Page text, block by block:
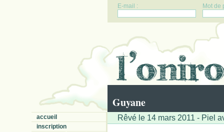
E-mail : Mot de
Guyane
accueil
inscription
Rêvé le 14 mars 2011 - Piel